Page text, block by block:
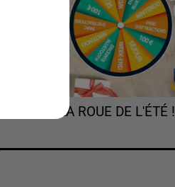
TOURNEZ LA ROUE DE L'ÉTÉ !